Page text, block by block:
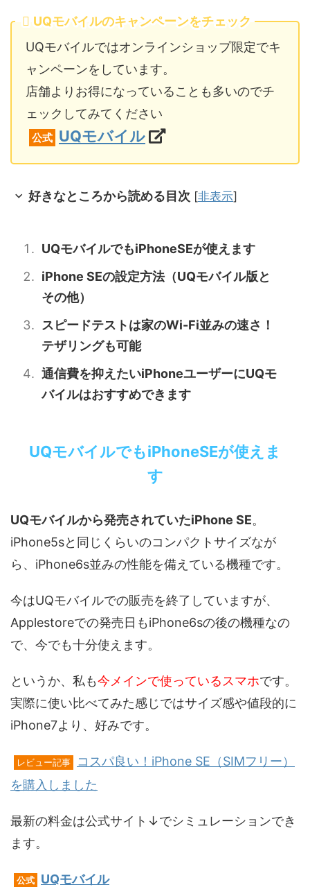
UQモバイルのキャンペーンをチェック
UQモバイルではオンラインショップ限定でキ
ャンペーンをしています。
店舗よりお得になっていることも多いのでチ
ェックしてみてください
公式 UQモバイル
好きなところから読める目次 [非表示]
UQモバイルでもiPhoneSEが使えます
iPhone SEの設定方法（UQモバイル版と
その他）
スピードテストは家のWi-Fi並みの速さ！
テザリングも可能
通信費を抑えたいiPhoneユーザーにUQモ
バイルはおすすめできます
UQモバイルでもiPhoneSEが使えま
す
UQモバイルから発売されていたiPhone SE。
iPhone5sと同じくらいのコンパクトサイズなが
ら、iPhone6s並みの性能を備えている機種です。
今はUQモバイルでの販売を終了していますが、
Applestoreでの発売日もiPhone6sの後の機種なの
で、今でも十分使えます。
というか、私も今メインで使っているスマホです。
実際に使い比べてみた感じではサイズ感や値段的に
iPhone7より、好みです。
レビュー記事
コスパ良い！iPhone SE（SIMフリー）
を購入しました
最新の料金は公式サイト↓でシミュレーションでき
ます。
公式 UQモバイル